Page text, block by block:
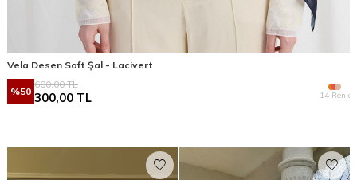
Vela Desen Soft Şal - Lacivert
%50
600,00TL
300,00 TL 14 Renk